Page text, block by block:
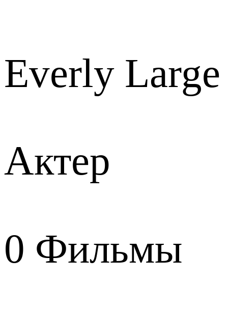
Everly Large
Актер
0 Фильмы